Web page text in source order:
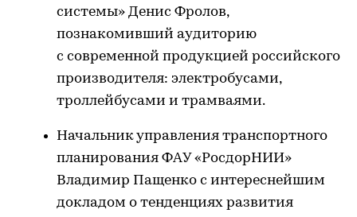
системы» Денис Фролов,
познакомивший аудиторию
с современной продукцией российского
производителя: электробусами,
троллейбусами и трамваями.
Начальник управления транспортного
планирования ФАУ «РосдорНИИ»
Владимир Пащенко с интереснейшим
докладом о тенденциях развития